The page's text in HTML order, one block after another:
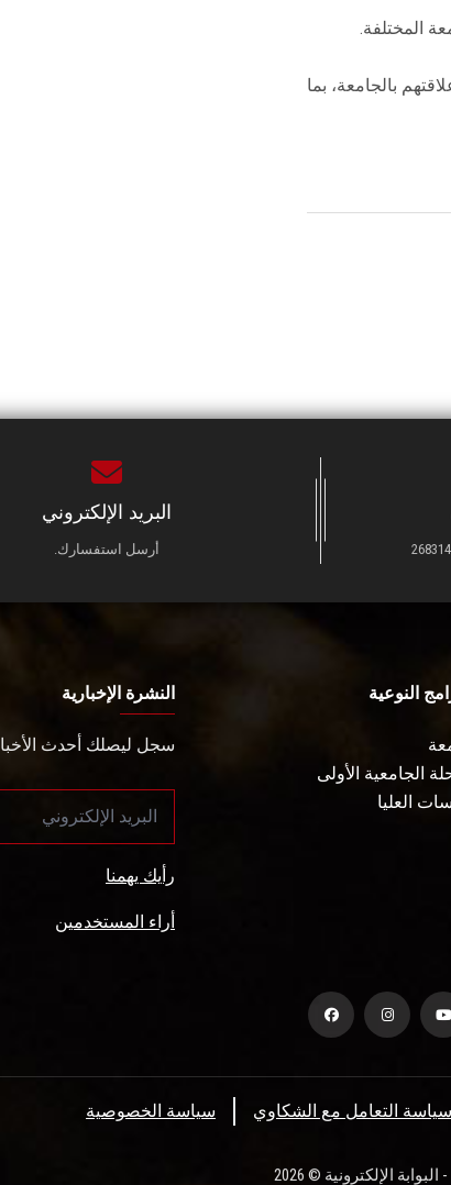
المختلفة.
بالجامعة، بما
البريد الإلكتروني
أرسل استفسارك.
النوعية
الجامعية الأولى
العليا
النشرة الإخبارية
سجل ليصلك أحدث
رأيك يهمنا
أراء المستخدمين
سياسة الخصوصية سياسة التعامل مع الشكاوي
الإلكترونية © 2026